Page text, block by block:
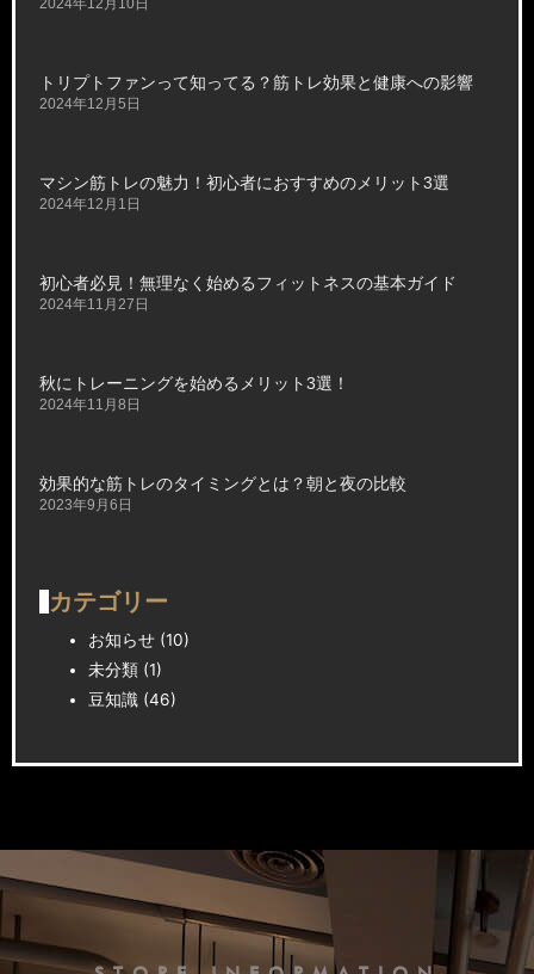
2024年12月10日
トリプトファンって知ってる？筋トレ効果と健康への影響
2024年12月5日
マシン筋トレの魅力！初心者におすすめのメリット3選
2024年12月1日
初心者必見！無理なく始めるフィットネスの基本ガイド
2024年11月27日
秋にトレーニングを始めるメリット3選！
2024年11月8日
効果的な筋トレのタイミングとは？朝と夜の比較
2023年9月6日
カテゴリー
お知らせ (10)
未分類 (1)
豆知識 (46)